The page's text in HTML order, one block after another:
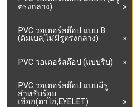
ตรงกลาง)
PVC วอเตอร์สต๊อป แบบ B
(ดัมเบล,ไม่มีรูตรงกลาง)
PVC วอเตอร์สต๊อป (แบบริบ)
PVC วอเตอร์สต๊อป แบบมีรู
สำหรับร้อย
เชือก(ตาไก่,EYELET)